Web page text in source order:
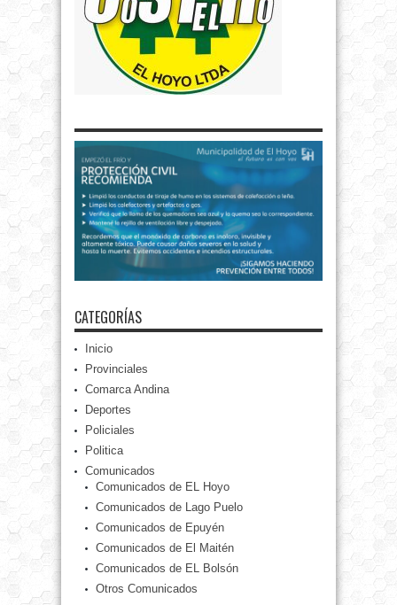
CATEGORÍAS
Inicio
Provinciales
Comarca Andina
Deportes
Policiales
Politica
Comunicados
Comunicados de EL Hoyo
Comunicados de Lago Puelo
Comunicados de Epuyén
Comunicados de El Maitén
Comunicados de EL Bolsón
Otros Comunicados